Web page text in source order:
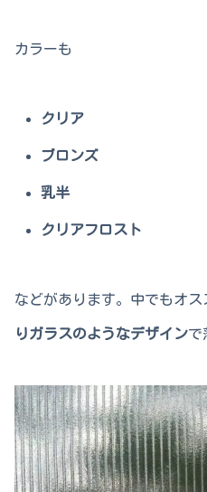
カラーも
クリア
ブロンズ
乳半
クリアフロスト
などがあります。中でもオス
りガラスのようなデザインで